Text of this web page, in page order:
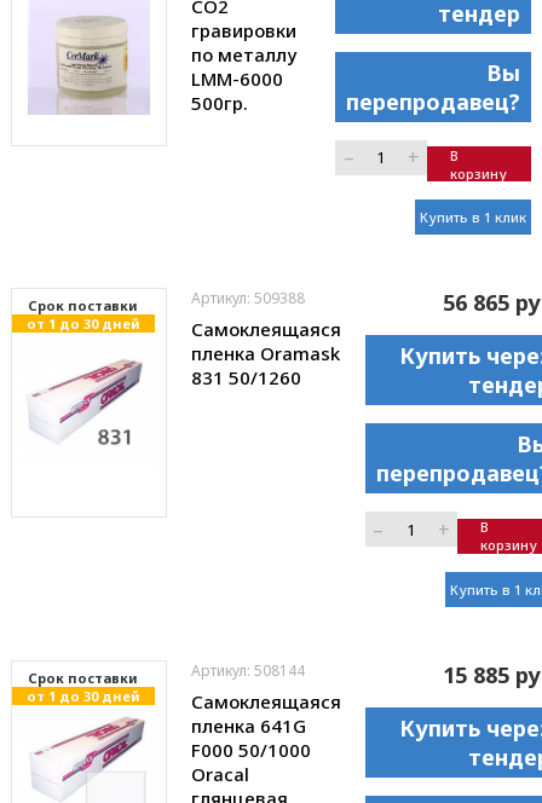
CO2
гравировки
по металлу
LMM-6000
500гр.
тендер
Вы
перепродавец?
– +
В
корзину
Купить в 1 клик
Cрок поставки
от 1 до 30 дней
Артикул: 509388
Самоклеящаяся
пленка Oramask
831 50/1260
56 865
Купить
– +
В
корзину
Купить в 1
Cрок поставки
от 1 до 30 дней
Артикул: 508144
Самоклеящаяся
пленка 641G
F000 50/1000
Oracal
глянцевая
15 885
Купить